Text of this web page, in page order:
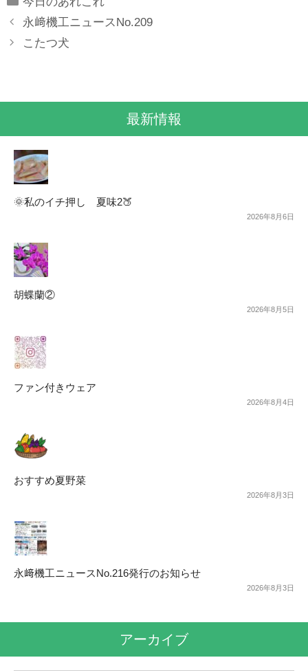
永﨑機工ニュースNo.209
こたつ犬
最新情報
🌞私のイチ押し 夏味2🍑
2026年8月6日
胡蝶蘭②
2026年8月5日
ファン付きウェア
2026年8月4日
おすすめ夏野菜
2026年8月3日
永﨑機工ニュースNo.216発行のお知らせ
2026年8月3日
アーカイブ